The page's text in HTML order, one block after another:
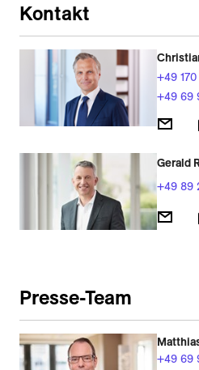
Kontakt
+49
+49 69
Gerald
+49 89
Presse-Team
+49 69